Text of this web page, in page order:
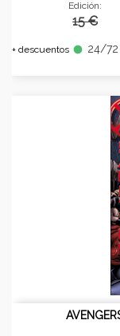
Edición:
15 €
+ descuentos fiber_manual_record 24/72